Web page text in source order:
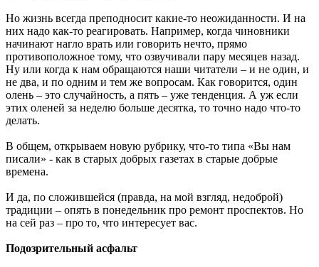
Но жизнь всегда преподносит какие-то неожиданности. И на
них надо как-то реагировать. Например, когда чиновники
начинают нагло врать или говорить нечто, прямо
противоположное тому, что озвучивали пару месяцев назад.
Ну или когда к нам обращаются наши читатели – и не один, и
не два, и по одним и тем же вопросам. Как говорится, один
олень – это случайность, а пять – уже тенденция. А уж если
этих оленей за неделю больше десятка, то точно надо что-то
делать.
В общем, открываем новую рубрику, что-то типа «Вы нам
писали» - как в старых добрых газетах в старые добрые
времена.
И да, по сложившейся (правда, на мой взгляд, недоброй)
традиции – опять в понедельник про ремонт проспектов. Но
на сей раз – про то, что интересует вас.
Подозрительный асфальт